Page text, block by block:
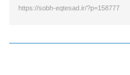
https://sobh-eqtesad.ir/?p=158777